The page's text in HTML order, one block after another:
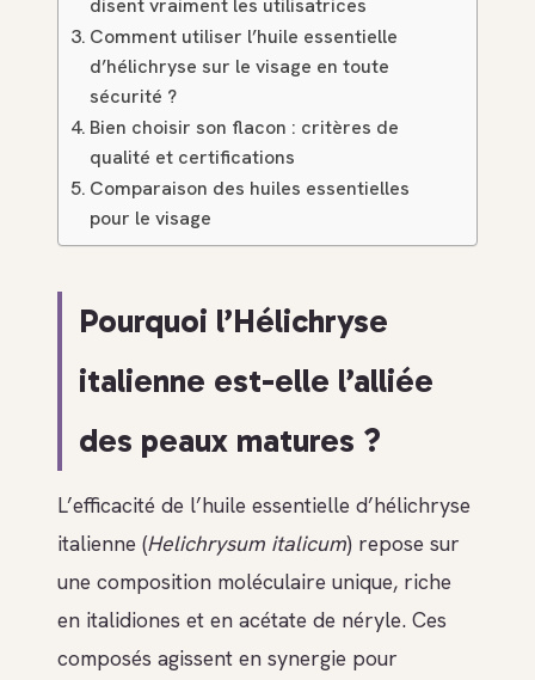
disent vraiment les utilisatrices
Comment utiliser l’huile essentielle
d’hélichryse sur le visage en toute
sécurité ?
Bien choisir son flacon : critères de
qualité et certifications
Comparaison des huiles essentielles
pour le visage
Pourquoi l’Hélichryse
italienne est-elle l’alliée
des peaux matures ?
L’efficacité de l’huile essentielle d’hélichryse
italienne (Helichrysum italicum) repose sur
une composition moléculaire unique, riche
en italidiones et en acétate de néryle. Ces
composés agissent en synergie pour